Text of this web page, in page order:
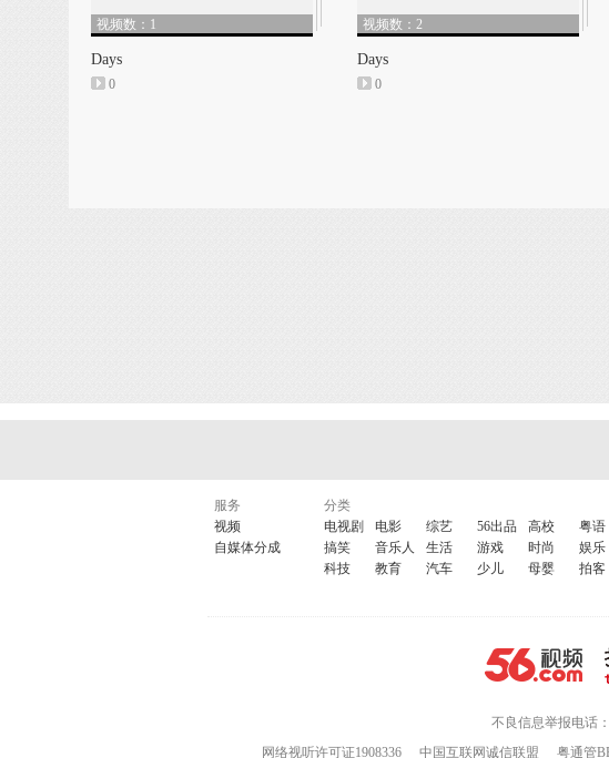
视频数：1
Days
0
视频数：2
Days
0
服务
视频
自媒体分成
分类
电视剧
电影 综艺 56出品 高校
粤语
搞笑
音乐人 生活 游戏 时尚
娱乐
科技
教育 汽车 少儿 母婴 拍客
不良信息举报电话
网络视听许可证1908336
中国互联网诚信联盟 粤通管